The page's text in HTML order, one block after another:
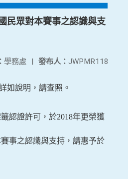
民眾對本賽事之認識與支
發布人： JWPMR118
學務處 |
如說明，請查照。
認證許可，於2018年更榮獲
事之認識與支持，請惠予於